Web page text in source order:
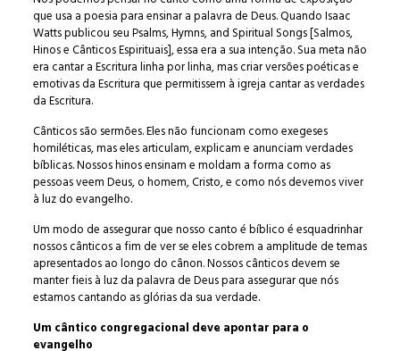
que usa a poesia para ensinar a palavra de Deus. Quando Isaac
Watts publicou seu Psalms, Hymns, and Spiritual Songs [Salmos,
Hinos e Cânticos Espirituais], essa era a sua intenção. Sua meta não
era cantar a Escritura linha por linha, mas criar versões poéticas e
emotivas da Escritura que permitissem à igreja cantar as verdades
da Escritura.
Cânticos são sermões. Eles não funcionam como exegeses
homiléticas, mas eles articulam, explicam e anunciam verdades
bíblicas. Nossos hinos ensinam e moldam a forma como as
pessoas veem Deus, o homem, Cristo, e como nós devemos viver
à luz do evangelho.
Um modo de assegurar que nosso canto é bíblico é esquadrinhar
nossos cânticos a fim de ver se eles cobrem a amplitude de temas
apresentados ao longo do cânon. Nossos cânticos devem se
manter fieis à luz da palavra de Deus para assegurar que nós
estamos cantando as glórias da sua verdade.
Um cântico congregacional deve apontar para o
evangelho